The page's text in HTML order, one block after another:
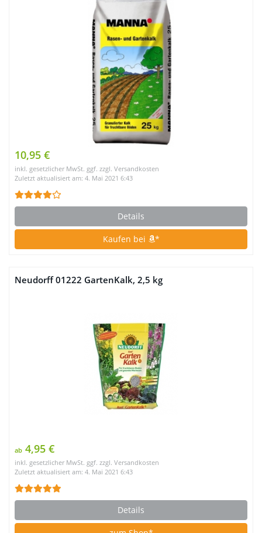
10,95 €
inkl. gesetzlicher MwSt. ggf. zzgl. Versandkosten
Zuletzt aktualisiert am: 4. Mai 2021 6:43
Details
Kaufen bei *
Neudorff 01222 GartenKalk, 2,5 kg
ab 4,95 €
inkl. gesetzlicher MwSt. ggf. zzgl. Versandkosten
Zuletzt aktualisiert am: 4. Mai 2021 6:43
Details